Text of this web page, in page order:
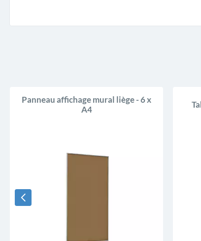
Panneau affichage mural liège - 6 x
A4